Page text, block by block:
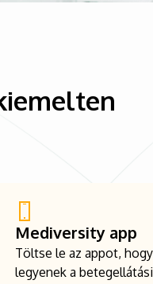
Mediversity app
Töltse le az appot,
legyenek a